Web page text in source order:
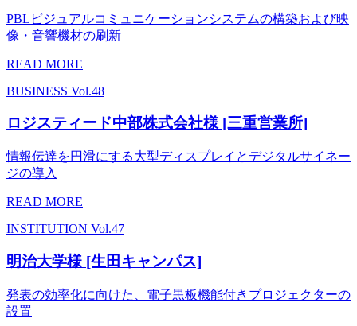
PBLビジュアルコミュニケーションシステムの構築および映
像・音響機材の刷新
READ MORE
BUSINESS Vol.48
ロジスティード中部株式会社様 [三重営業所]
情報伝達を円滑にする大型ディスプレイとデジタルサイネー
ジの導入
READ MORE
INSTITUTION Vol.47
明治大学様 [生田キャンパス]
発表の効率化に向けた、電子黒板機能付きプロジェクターの
設置